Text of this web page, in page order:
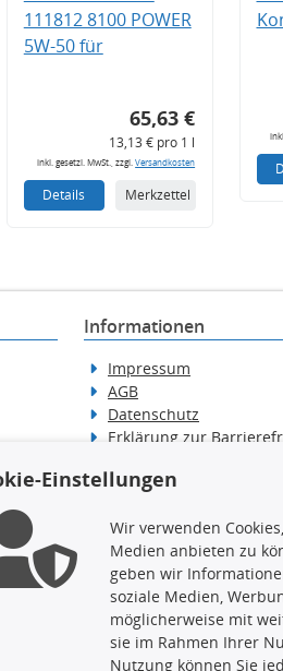
111812 8100 POWER
5W-50 für
65,63 €
13,13 € pro 1 l
inkl. gesetzl. MwSt., zzgl.Versandkosten
Details Merkzettel
Informationen
Impressum
AGB
Datenschutz
Erklärung zur
Widerrufsbelehrung
angezeigten Daten, insbesondere
Datenbank ohne vorherige
zu lassen. Ein Zuwiderhandeln
Einstellungen
Wir verwenden
Medien anbieten zu
geben wir
soziale Medien,
möglicherweise mit
sie im Rahmen Ihrer
Nutzung können Sie